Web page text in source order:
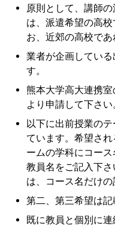
原則として、講師
は、派遣希望の高
お、近郊の高校であ
業者が企画してい
す。
熊本大学高大連携室
より申請して下さい
以下に出前授業の
ています。希望さ
ームの学科にコー
教員名をご記入下
は、コース名だけの
第二、第三希望は記
既に教員と個別に